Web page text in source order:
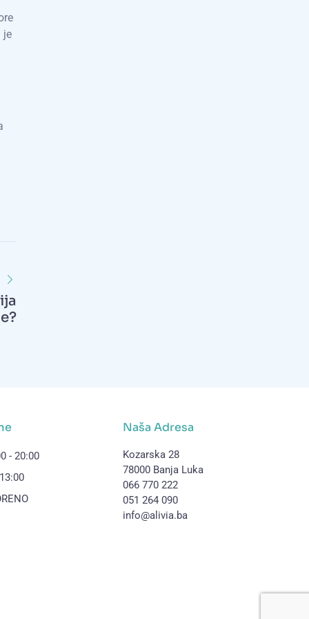
je
- 20:00
Naša Adresa
Kozarska 28
78000 Banja Luka
066 770 222
051 264 090
info@alivia.ba